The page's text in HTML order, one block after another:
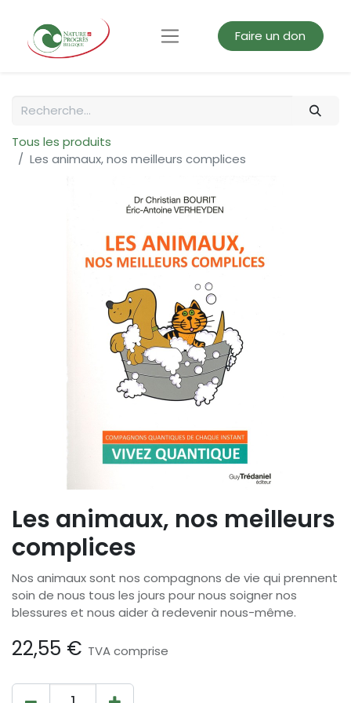
Faire un don
Tous les produits
Les animaux, nos meilleurs complices
Les animaux, nos meilleurs
complices
Nos animaux sont nos compagnons de vie qui prennent
soin de nous tous les jours pour nous soigner nos
blessures et nous aider à redevenir nous-même.
22,55 € TVA comprise